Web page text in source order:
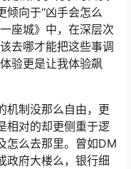
倾向于“凶手会怎么
座城》中，在深层次
去哪才能把这些事调
验更是让我体验飙
机制没那么自由，更
相对的却更侧重于逻
怎么去那里。曾如DM
政府大楼么，银行细